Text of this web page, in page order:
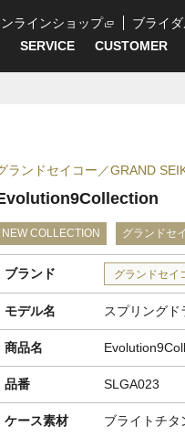
ラインショップ ブライ
SERVICE CUSTOMER
ランドセイコー GRAND
NEW COLLECTION グランドセ
ブランド グランドセイ
モデル名 スプリングド
商品名
品番 SLGA023
ケース素材 ブライトチタ